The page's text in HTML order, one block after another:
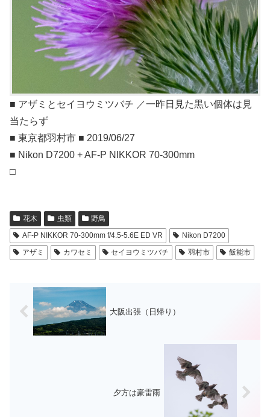
■ アザミとセイヨウミツバチ ／一昨日見た黒い個体は見
当たらず
■ 東京都羽村市 ■ 2019/06/27
■ Nikon D7200 + AF-P NIKKOR 70-300mm
□
花木 虫類
野鳥
AF-P NIKKOR 70-300mm f/4.5-5.6E ED VR
Nikon D7200
アザミ
カワセミ セイヨウミツバチ 羽村市 飯能市
大阪出張（日帰り）
夕方は豪雷雨